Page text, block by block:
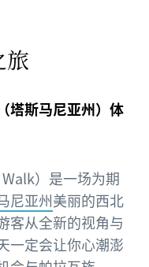
旅
塔斯马尼亚州）体
）是一场为期
尼亚州美丽的西北
客从全新的视角与
一定会让你心潮澎